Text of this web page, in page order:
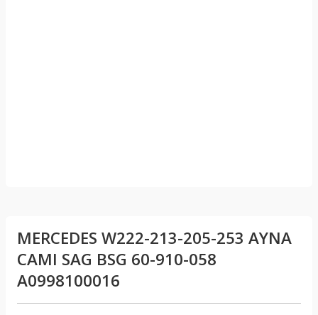
MERCEDES W222-213-205-253 AYNA
CAMI SAG BSG 60-910-058
A0998100016